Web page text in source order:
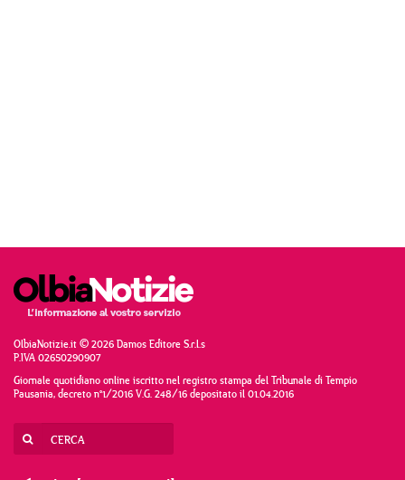
OlbiaNotizie.it © 2026 Damos Editore S.r.l.s
P.IVA 02650290907
Giornale quotidiano online iscritto nel registro stampa del Tribunale di Tempio
Pausania, decreto n°1/2016 V.G. 248/16 depositato il 01.04.2016